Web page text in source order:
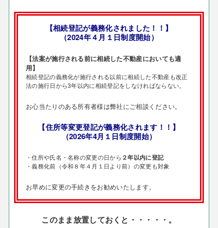
【相続登記が義務化されました！！】
（2024年４月１日制度開始）
【法案が施行される前に相続した不動産においても適
用】
相続登記の義務化が施行される以前に相続した不動産も改正
法の施行日から3年以内に相続登記をしなければならない。
お心当たりのある所有者様は弊社にご相談ください。
【住所等変更登記が義務化されます！！】
（2026年4月１日制度開始）
・住所や氏名・名称の変更の日から ２年以内に登記
・義務化前（令和８年４月１日より前）の変更も対象
お早めに変更の手続きをお勧めいたします。
このまま放置しておくと・・・・・。